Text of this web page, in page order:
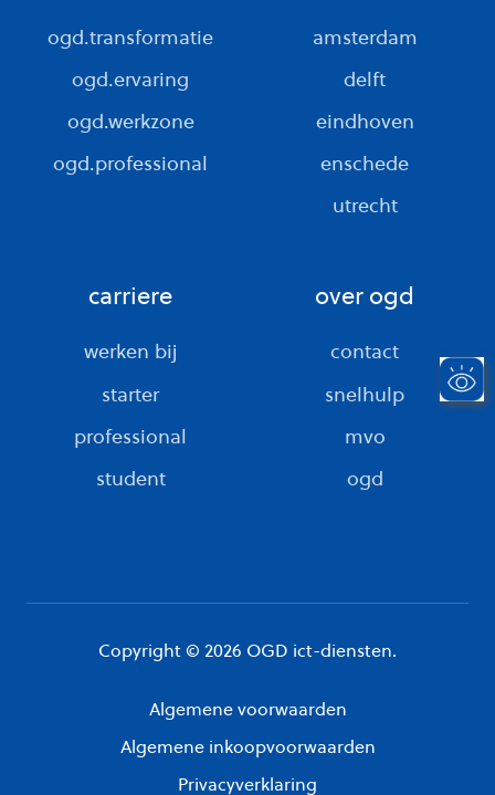
ogd.transformatie
ogd.ervaring
ogd.werkzone
ogd.professional
amsterdam
delft
eindhoven
enschede
utrecht
carriere
werken bij
starter
professional
student
over ogd
contact
snelhulp
mvo
ogd
Copyright © 2026 OGD ict-diensten.
Algemene voorwaarden
Algemene inkoopvoorwaarden
Privacyverklaring